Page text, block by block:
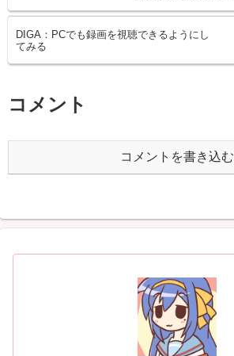
DIGA：PCでも録画を視聴できるようにし
てみる
コメント
コメントを書き込む